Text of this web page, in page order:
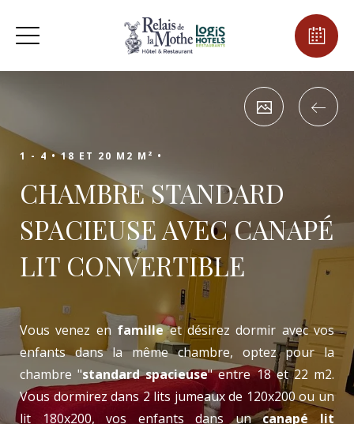
1 - 4 •18 ET 20 M2 M² •
CHAMBRE STANDARD
SPACIEUSE AVEC CANAPÉ
LIT CONVERTIBLE
Vous venez en familleet désirez dormir avec vos
enfants dans la même chambre, optez pour la
chambre "standard spacieuse" entre 18 et 22 m2.
Vous dormirez dans 2 lits jumeaux de 120x200 ou un
lit 180x200, vos enfants dans uncanapé lit